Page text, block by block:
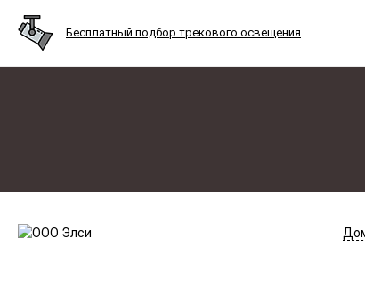
Бесплатный подбор трекового освещения